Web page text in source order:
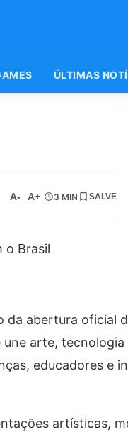
ÚLTIMAS
A- A+ 3 MIN SALVE
abertura oficial
arte,
educadores e
artísticas,